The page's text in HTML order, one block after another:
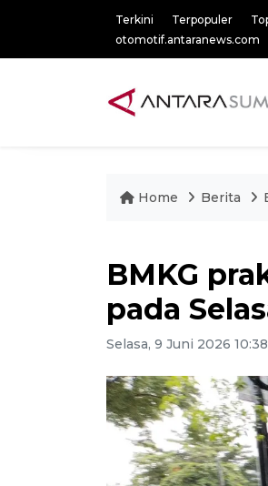
Terkini Terpopuler
otomotif.antaranews.com
Home Berita
BMKG
pada
Selasa, 9 Juni 2026